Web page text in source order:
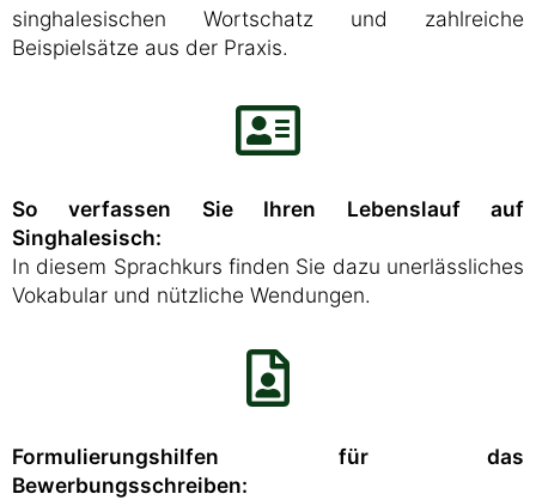
singhalesischen Wortschatz und zahlreiche
Beispielsätze aus der Praxis.
So verfassen Sie Ihren Lebenslauf auf
Singhalesisch:
In diesem Sprachkurs finden Sie dazu unerlässliches
Vokabular und nützliche Wendungen.
Formulierungshilfen für das
Bewerbungsschreiben: